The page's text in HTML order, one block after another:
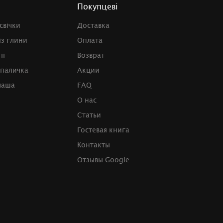
глини
Покупцеві
Доставка
Оплата
Возврат
Акции
FAQ
О нас
Статьи
Гостевая книга
Контакты
Отзывы Google